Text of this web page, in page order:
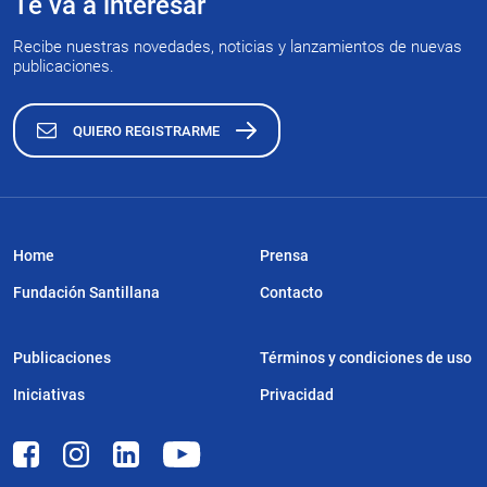
Recibe nuestras novedades, noticias y lanzamientos de nuevas
publicaciones.
QUIERO REGISTRARME
Home
Fundación Santillana
Publicaciones
Iniciativas
Prensa
Contacto
Términos y condiciones de uso
Privacidad